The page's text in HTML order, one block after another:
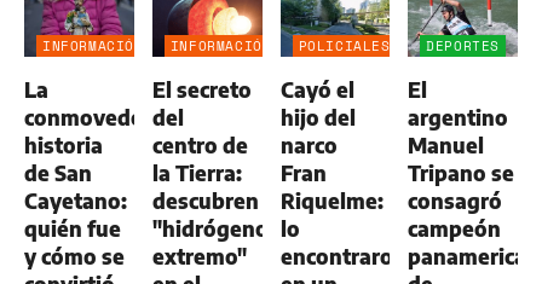
INFORMACIÓN
La
conmovedora
historia
de San
Cayetano:
quién fue
y cómo se
INFORMACIÓN
El secreto
del
centro de
la Tierra:
descubren
"hidrógeno
extremo"
POLICIALES
Cayó el
hijo del
narco
Fran
Riquelme:
lo
encontraron
DEPORTES
El
argentino
Manuel
Tripano se
consagró
campeón